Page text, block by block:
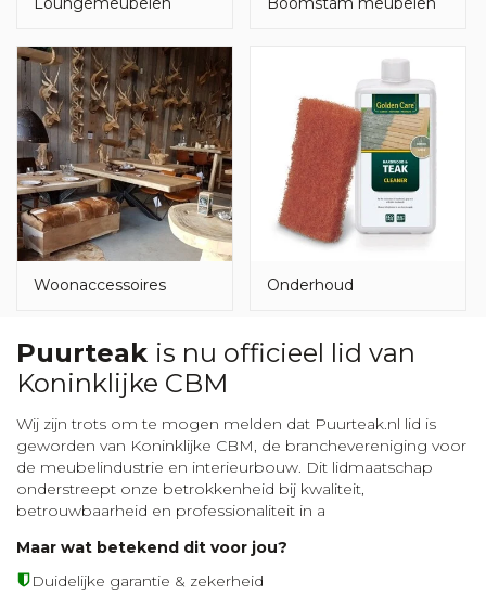
Woonaccessoires Onderhoud
Puurteak is nu officieel lid van
Koninklijke CBM
Wij zijn trots om te mogen melden dat Puurteak.nl lid is
geworden van Koninklijke CBM, de branchevereniging voor
de meubelindustrie en interieurbouw. Dit lidmaatschap
onderstreept onze betrokkenheid bij kwaliteit,
betrouwbaarheid en professionaliteit in a
Maar wat betekend dit voor jou?
Duidelijke garantie & zekerheid